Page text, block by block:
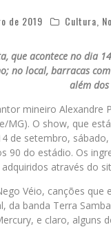
de 2019 Cultura
que acontece no dia
no local, barracas
além dos
mineiro Alexandre
MG). O show, que
de setembro,
90 do estádio. Os
através do
Véio, canções
da banda Terra
e claro, alguns